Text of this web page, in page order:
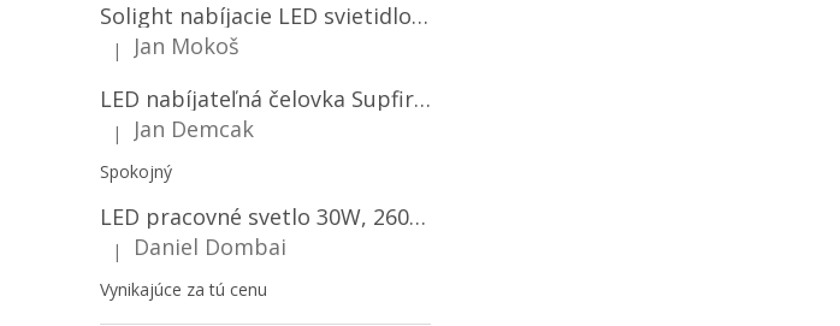
Solight nabíjacie LED svietidlo, 600lm, 2200mAh Li-Ion, USB nabíjanie [WN22]
Hodnotenie produktu je 5 z 5 hviezdičiek.
|
Jan Mokoš
LED nabíjateľná čelovka Supfire HL06, 3 módy + SOS + senzor, nabíjanie cez Micro-USB, 5W, 500lm, 300m
Hodnotenie produktu je 5 z 5 hviezdičiek.
| Jan Demcak
Spokojný
LED pracovné svetlo 30W, 2600LM, 12V/24V, IP67/2-PACK! [LB0087]
Hodnotenie produktu je 5 z 5 hviezdičiek.
| Daniel Dombai
Vynikajúce za tú cenu